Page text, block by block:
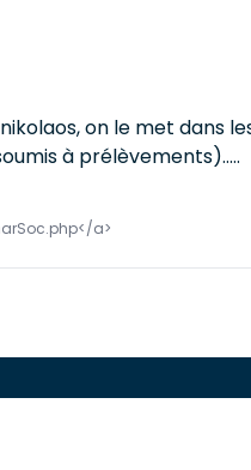
on le met dans
à prélèvements).....
a>